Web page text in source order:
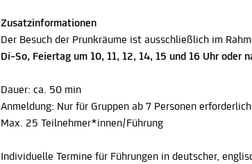
Zusatzinformationen
Der Besuch der Prunkräume ist ausschließlich im
Di–So, Feiertag um 10, 11, 12, 14, 15 und 16 Uhr oder
Dauer: ca. 50 min
Anmeldung: Nur für Gruppen ab 7 Personen erforderlich
Max. 25 Teilnehmer*innen/Führung
Individuelle Termine für Führungen in deutscher,